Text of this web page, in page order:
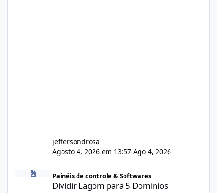
jeffersondrosa
Agosto 4, 2026 em 13:57 Ago 4, 2026
Dividir Lagom para 5 Dominios
Painéis de controle & Softwares
Dividir Lagom para 5 Dominios